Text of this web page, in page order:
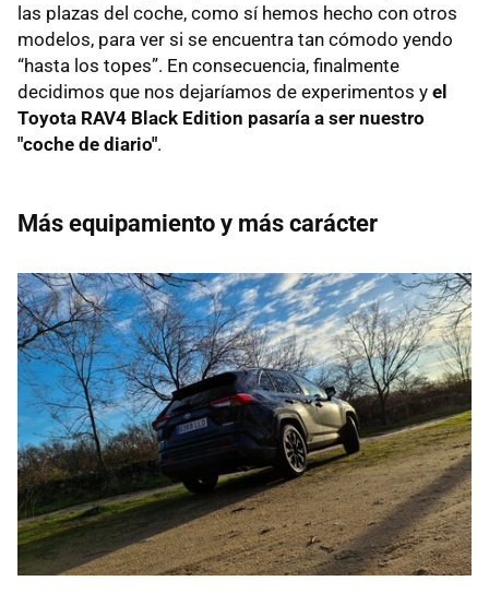
las plazas del coche, como sí hemos hecho con otros
modelos, para ver si se encuentra tan cómodo yendo
“hasta los topes”. En consecuencia, finalmente
decidimos que nos dejaríamos de experimentos y el
Toyota RAV4 Black Edition pasaría a ser nuestro
"coche de diario".
Más equipamiento y más carácter